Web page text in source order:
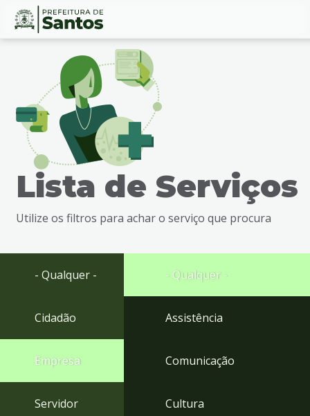
Ir
busca
Ir
Conteúdo
Lista de Serviços
Utilize os filtros para achar o serviço que procura
- Qualquer -
Cidadão
Empresa
Servidor
- Qualquer -
Assistência
Comunicação
Cultura